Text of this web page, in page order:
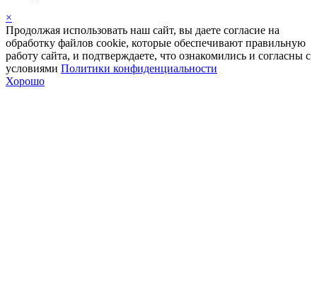
×
Продолжая использовать наш сайт, вы даете согласие на
обработку файлов cookie, которые обеспечивают правильную
работу сайта, и подтверждаете, что ознакомились и согласны с
условиями Политики конфиденциальности
Хорошо